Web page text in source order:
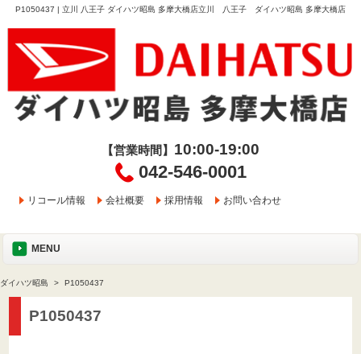
P1050437 | 立川 八王子 ダイハツ昭島 多摩大橋店立川 八王子 ダイハツ昭島 多摩大橋店
【営業時間】 10:00-19:00
042-546-0001
リコール情報 会社概要 採用情報 お問い合わせ
MENU
ダイハツ昭島 P1050437
P1050437